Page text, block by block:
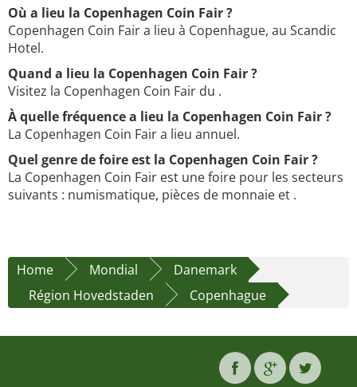
Où a lieu la Copenhagen Coin Fair ?
Copenhagen Coin Fair a lieu à Copenhague, au Scandic
Hotel.
Quand a lieu la Copenhagen Coin Fair ?
Visitez la Copenhagen Coin Fair du .
À quelle fréquence a lieu la Copenhagen Coin Fair ?
La Copenhagen Coin Fair a lieu annuel.
Quel genre de foire est la Copenhagen Coin Fair ?
La Copenhagen Coin Fair est une foire pour les secteurs
suivants : numismatique, pièces de monnaie et .
Home Mondial
Danemark
Région Hovedstaden
Copenhague